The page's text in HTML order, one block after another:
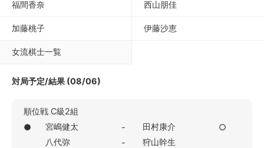
福間香奈 西山朋佳
加藤桃子 伊藤沙恵
女流棋士一覧
対局予定/結果 (08/06)
順位戦 C級2組
●
宮嶋健太 - 田村康介
○
八代弥
-
狩山幹生